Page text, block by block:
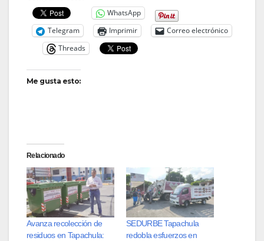
WhatsApp
Telegram
Imprimir
Correo electrónico
Threads
Me gusta esto:
Relacionado
Avanza recolección de
residuos en Tapachula:
SEDURBE Tapachula
redobla esfuerzos en